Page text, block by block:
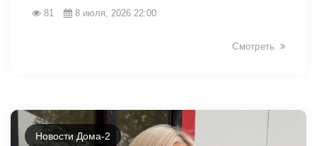
81 8 июля, 2026 22:00
Смотреть
Новости Дома-2